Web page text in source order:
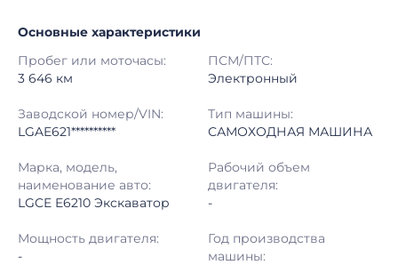
Начало торгов: 25.06.2026, 12:42 МСК
Конец торгов: 25.06.2026, 17:16 МСК
Тип аукциона: Открытые торги
Шаг торгов: 50 000 ₽
Основные характеристики
Пробег или моточасы:
3 646 км
ПСМ/ПТС:
Электронный
Заводской номер/VIN:
LGAE621**********
Тип машины:
САМОХОДНАЯ МАШИНА
Марка, модель,
наименование авто:
LGCE E6210 Экскаватор
Рабочий объем
двигателя:
-
Мощность двигателя:
-
Год производства
машины: